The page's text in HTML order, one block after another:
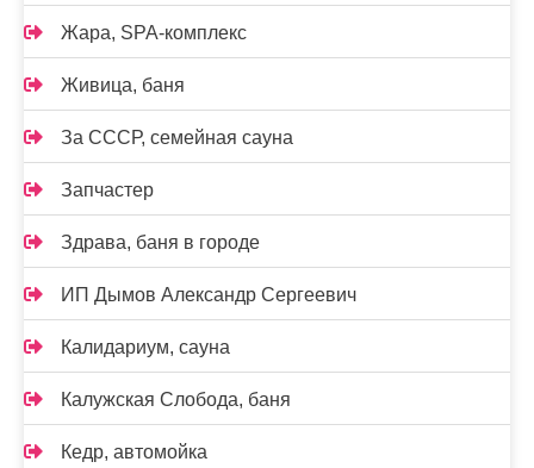
Жара, SPA-комплекс
Живица, баня
За СССР, семейная сауна
Запчастер
Здрава, баня в городе
ИП Дымов Александр Сергеевич
Калидариум, сауна
Калужская Слобода, баня
Кедр, автомойка